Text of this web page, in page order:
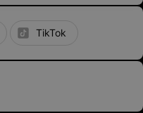
японских,
TikTok